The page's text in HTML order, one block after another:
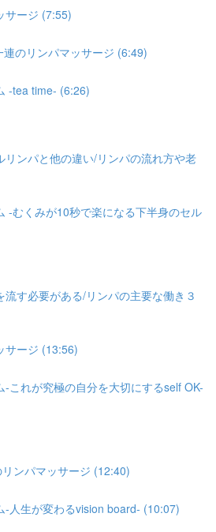
サージ (7:55)
連のリンパマッサージ (6:49)
-tea time- (6:26)
リンパと他の違い/リンパの流れ方や老
-むくみが10秒で楽になる下半身のセル
流す必要がある/リンパの主要な働き３
サージ (13:56)
-これが究極の自分を大切にするself OK-
ンパマッサージ (12:40)
-人生が変わるvision board- (10:07)